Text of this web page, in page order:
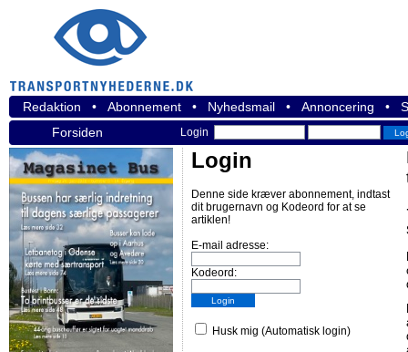
Redaktion • Abonnement • Nyhedsmail • Annoncering •
Forsiden
Login
Login
Denne side kræver abonnement, indtast
dit brugernavn og Kodeord for at se
artiklen!
E-mail adresse:
Kodeord:
Husk mig (Automatisk login)